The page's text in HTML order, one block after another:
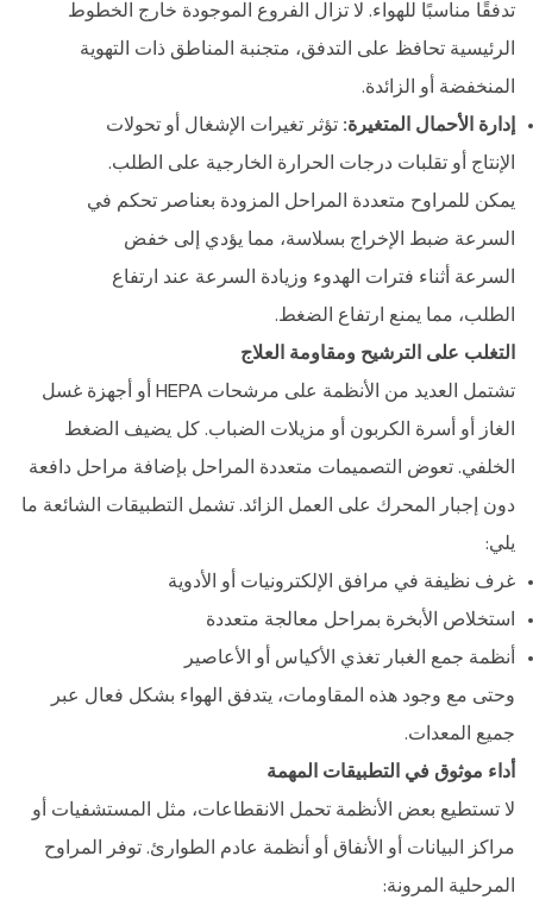
تدفقًا مناسبًا للهواء. لا تزال الفروع الموجودة خارج الخطوط
الرئيسية تحافظ على التدفق، متجنبة المناطق ذات التهوية
المنخفضة أو الزائدة.
إدارة الأحمال المتغيرة: تؤثر تغيرات الإشغال أو تحولات
الإنتاج أو تقلبات درجات الحرارة الخارجية على الطلب.
يمكن للمراوح متعددة المراحل المزودة بعناصر تحكم في
السرعة ضبط الإخراج بسلاسة، مما يؤدي إلى خفض
السرعة أثناء فترات الهدوء وزيادة السرعة عند ارتفاع
الطلب، مما يمنع ارتفاع الضغط.
التغلب على الترشيح ومقاومة العلاج
تشتمل العديد من الأنظمة على مرشحات HEPA أو أجهزة غسل
الغاز أو أسرة الكربون أو مزيلات الضباب. كل يضيف الضغط
الخلفي. تعوض التصميمات متعددة المراحل بإضافة مراحل دافعة
دون إجبار المحرك على العمل الزائد. تشمل التطبيقات الشائعة ما
يلي:
غرف نظيفة في مرافق الإلكترونيات أو الأدوية
استخلاص الأبخرة بمراحل معالجة متعددة
أنظمة جمع الغبار تغذي الأكياس أو الأعاصير
وحتى مع وجود هذه المقاومات، يتدفق الهواء بشكل فعال عبر
جميع المعدات.
أداء موثوق في التطبيقات المهمة
لا تستطيع بعض الأنظمة تحمل الانقطاعات، مثل المستشفيات أو
مراكز البيانات أو الأنفاق أو أنظمة عادم الطوارئ. توفر المراوح
المرحلية المرونة: